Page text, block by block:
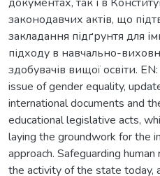
законодавчих актів, що
закладання підґрунтя для
підходу в навчально-
здобувачів вищої освіти.
issue of gender equality,
international documents and
educational legislative acts,
laying the groundwork for the
approach. Safeguarding
the activity of the state today,